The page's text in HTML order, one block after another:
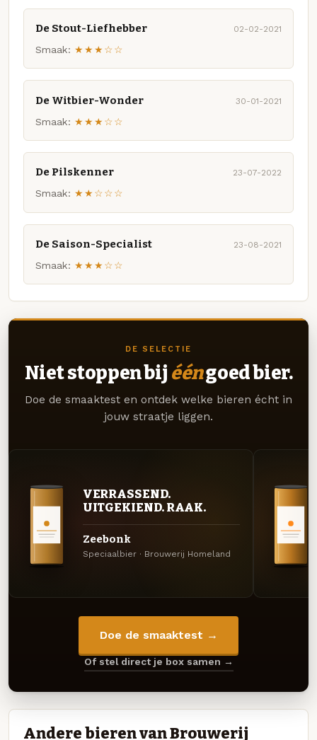
De Stout-Liefhebber 02-02-2021
Smaak: ★★★☆☆
De Witbier-Wonder 30-01-2021
Smaak: ★★★☆☆
De Pilskenner 23-07-2022
Smaak: ★★☆☆☆
De Saison-Specialist 23-08-2021
Smaak: ★★★☆☆
DE SELECTIE
Niet stoppen bij ééngoed bier.
Doe de smaaktest en ontdek welke bieren écht in
jouw straatje liggen.
VERRASSEND.
UITGEKIEND. RAAK.
Zeebonk
Speciaalbier · Brouwerij Homeland
Doe de smaaktest →
Of stel direct je box samen →
Andere bieren van Brouwerij